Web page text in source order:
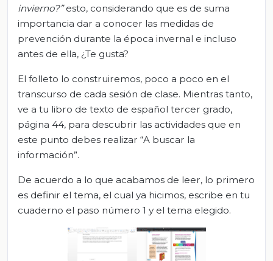
invierno?”esto, considerando que es de suma
importancia dar a conocer las medidas de
prevención durante la época invernal e incluso
antes de ella, ¿Te gusta?
El folleto lo construiremos, poco a poco en el
transcurso de cada sesión de clase. Mientras tanto,
ve a tu libro de texto de español tercer grado,
página 44, para descubrir las actividades que en
este punto debes realizar “A buscar la
información”.
De acuerdo a lo que acabamos de leer, lo primero
es definir el tema, el cual ya hicimos, escribe en tu
cuaderno el paso número 1 y el tema elegido.